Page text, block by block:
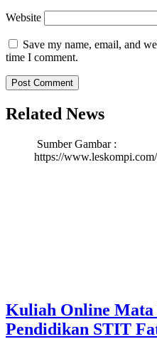
Website
Save my name, email, and
time I comment.
Related News
Sumber Gambar :
https://
Kuliah Online Mata
Pendidikan STIT